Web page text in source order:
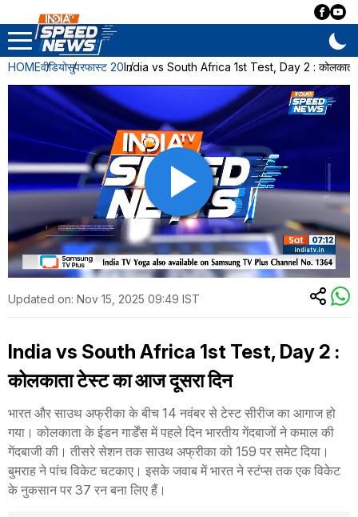
HOMEवीडियोसुपरफास्ट 20India vs South Africa 1st Test, Day 2 : कोलकाता
Updated on: Nov 15, 2025 09:49 IST
India vs South Africa 1st Test, Day 2 :
कोलकाता टेस्ट का आज दूसरा दिन
भारत और साउथ अफ्रीका के बीच 14 नवंबर से टेस्ट सीरीज का आगाज हो
गया। कोलकाता के ईडन गार्डेंस में पहले दिन भारतीय गेंदबाजों ने कमाल की
गेंदबाजी की। तीसरे सेशन तक साउथ अफ्रीका को 159 पर समेट दिया।
बुमराह ने पांच विकेट चटकाए। इसके जवाब में भारत ने स्टंप्स तक एक विकेट
के नुकसान पर 37 रन बना लिए हैं।